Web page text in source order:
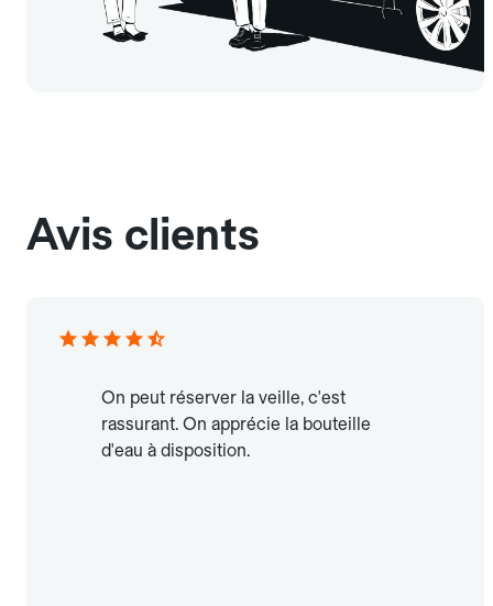
Avis clients
On peut réserver la veille, c'est
rassurant. On apprécie la bouteille
d'eau à disposition.